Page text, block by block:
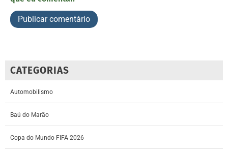
CATEGORIAS
Automobilismo
Baú do Marão
Copa do Mundo FIFA 2026